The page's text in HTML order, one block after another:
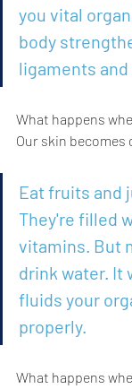
you vital
body
ligaments
What happens
Our skin becomes
Eat fruits and
They're filled
vitamins. But
drink water. It
fluids your
properly.
What happens